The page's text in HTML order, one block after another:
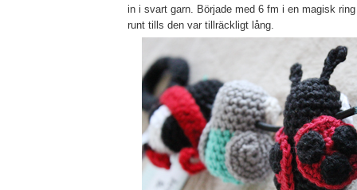
in i svart garn. Började med 6 fm i en magisk
runt tills den var tillräckligt lång.